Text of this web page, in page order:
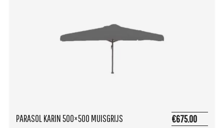
PARASOL KARIN 500×500 MUISGRIJS €675.00